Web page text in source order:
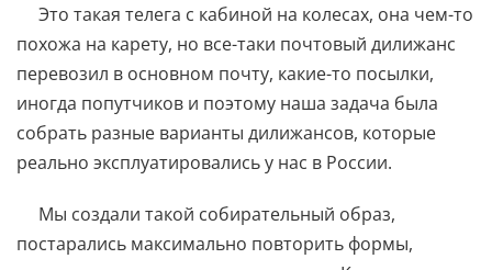
Это такая телега с кабиной на колесах, она чем-то
похожа на карету, но все-таки почтовый дилижанс
перевозил в основном почту, какие-то посылки,
иногда попутчиков и поэтому наша задача была
собрать разные варианты дилижансов, которые
реально эксплуатировались у нас в России.
Мы создали такой собирательный образ,
постарались максимально повторить формы,